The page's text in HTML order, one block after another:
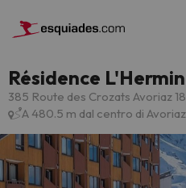
Résidence
385 Route des Crozats Avoriaz
A 480.5 m dal centro di Avoriaz